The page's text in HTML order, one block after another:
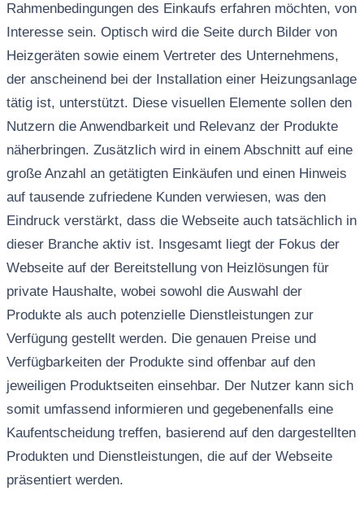
Rahmenbedingungen des Einkaufs erfahren möchten, von
Interesse sein. Optisch wird die Seite durch Bilder von
Heizgeräten sowie einem Vertreter des Unternehmens,
der anscheinend bei der Installation einer Heizungsanlage
tätig ist, unterstützt. Diese visuellen Elemente sollen den
Nutzern die Anwendbarkeit und Relevanz der Produkte
näherbringen. Zusätzlich wird in einem Abschnitt auf eine
große Anzahl an getätigten Einkäufen und einen Hinweis
auf tausende zufriedene Kunden verwiesen, was den
Eindruck verstärkt, dass die Webseite auch tatsächlich in
dieser Branche aktiv ist. Insgesamt liegt der Fokus der
Webseite auf der Bereitstellung von Heizlösungen für
private Haushalte, wobei sowohl die Auswahl der
Produkte als auch potenzielle Dienstleistungen zur
Verfügung gestellt werden. Die genauen Preise und
Verfügbarkeiten der Produkte sind offenbar auf den
jeweiligen Produktseiten einsehbar. Der Nutzer kann sich
somit umfassend informieren und gegebenenfalls eine
Kaufentscheidung treffen, basierend auf den dargestellten
Produkten und Dienstleistungen, die auf der Webseite
präsentiert werden.